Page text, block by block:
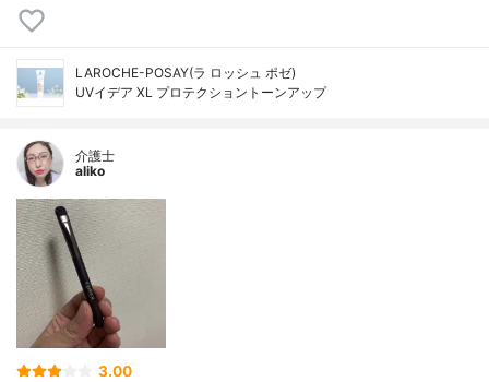
LAROCHE-POSAY(ラ ロッシュ ポゼ)
UVイデア XL プロテクショントーンアップ
介護士
aliko
3.00